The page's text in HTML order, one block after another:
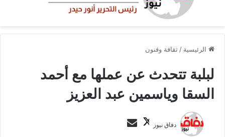
الرئيسية /ثقافة وفنون
لبلبة تتحدث عن عملها مع أحمد
السقا وياسمين عبد العزيز
دفاق نيوز
ت